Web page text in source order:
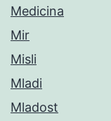
Medicina
Mir
Misli
Mladi
Mladost